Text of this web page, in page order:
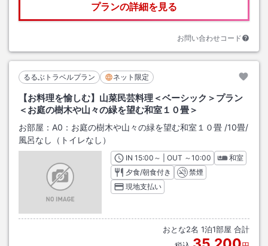
プランの詳細を見る
お問い合わせコード
るるぶトラベルプラン ネット限定
【お料理を愉しむ】山菜民芸料理＜ベーシック＞プラン
＜お庭の樹木や山々の緑を望む和室１０畳＞
お部屋： A0：お庭の樹木や山々の緑を望む和室１０畳 /10畳/
風呂なし（トイレなし）
INチェックイン
15:00 ～ | OUT チェックアウト
～10:00
和室
夕食/朝食付き
禁煙
現地支払い
おとな2名 1泊1部屋 合計